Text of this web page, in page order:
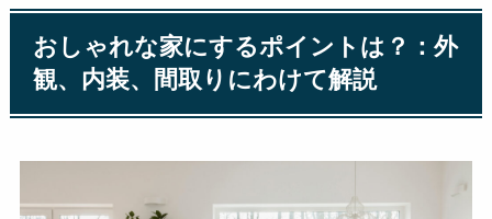
おしゃれな家にするポイントは？：外
観、内装、間取りにわけて解説